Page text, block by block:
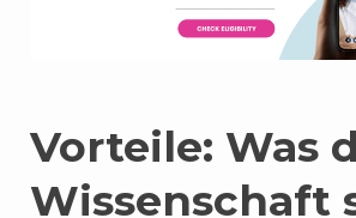
Vorteile: Was
Wissenschaft